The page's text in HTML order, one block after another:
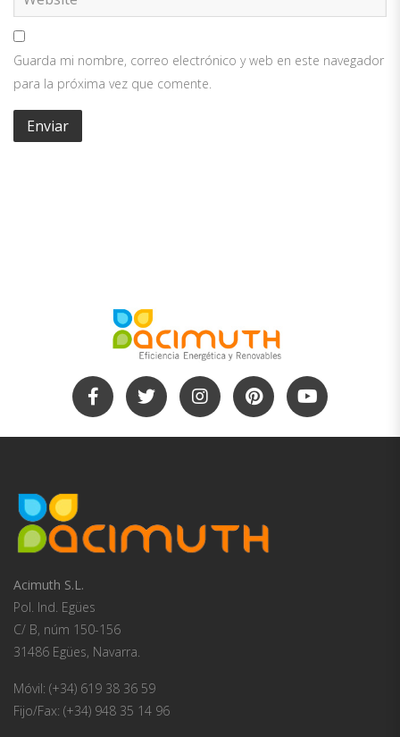
Guarda mi nombre, correo electrónico y web en este navegador
para la próxima vez que comente.
Acimuth S.L.
Pol. Ind. Egües
C/ B, núm 150-156
31486 Egües, Navarra.
Móvil: (+34) 619 38 36 59
Fijo/Fax: (+34) 948 35 14 96